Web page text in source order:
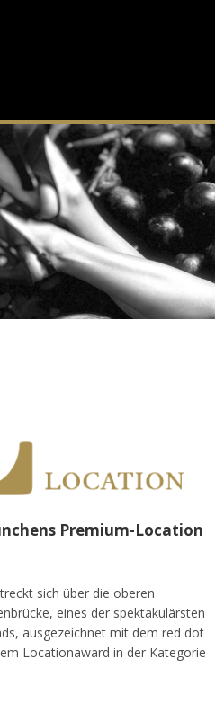
Premium-Location
sich über die oberen
eines der spektakulärsten
ausgezeichnet mit dem red dot
Locationaward in der Kategorie